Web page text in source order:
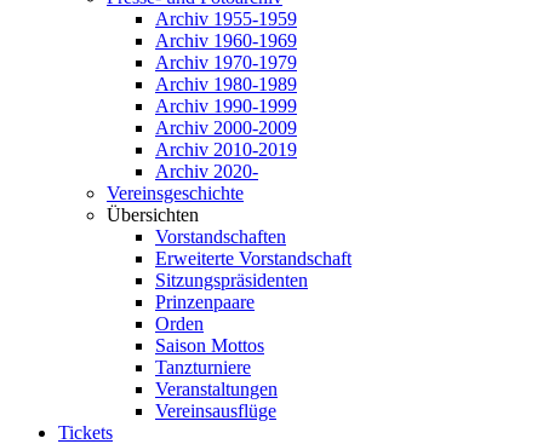
Archiv 1955-1959
Archiv 1960-1969
Archiv 1970-1979
Archiv 1980-1989
Archiv 1990-1999
Archiv 2000-2009
Archiv 2010-2019
Archiv 2020-
Vereinsgeschichte
Übersichten
Vorstandschaften
Erweiterte Vorstandschaft
Sitzungspräsidenten
Prinzenpaare
Orden
Saison Mottos
Tanzturniere
Veranstaltungen
Vereinsausflüge
Tickets